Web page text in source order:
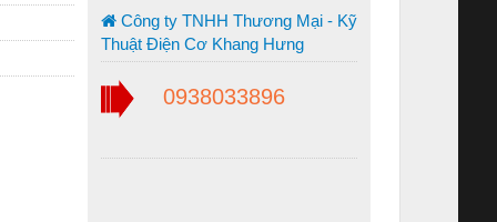
Công ty TNHH Thương Mại - Kỹ
Thuật Điện Cơ Khang Hưng
0938033896